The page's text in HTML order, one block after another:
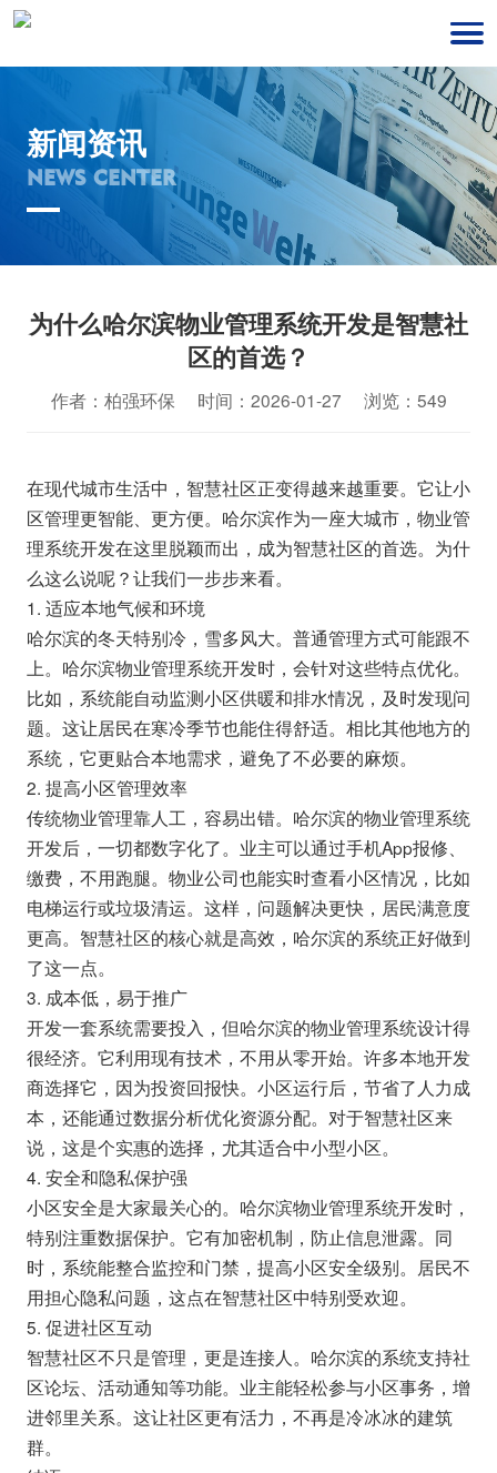
新闻资讯
NEWS CENTER
为什么哈尔滨物业管理系统开发是智慧社
区的首选？
作者：柏强环保 时间：2026-01-27 浏览：549
在现代城市生活中，智慧社区正变得越来越重要。它让小
区管理更智能、更方便。哈尔滨作为一座大城市，物业管
理系统开发在这里脱颖而出，成为智慧社区的首选。为什
么这么说呢？让我们一步步来看。
1. 适应本地气候和环境
哈尔滨的冬天特别冷，雪多风大。普通管理方式可能跟不
上。哈尔滨物业管理系统开发时，会针对这些特点优化。
比如，系统能自动监测小区供暖和排水情况，及时发现问
题。这让居民在寒冷季节也能住得舒适。相比其他地方的
系统，它更贴合本地需求，避免了不必要的麻烦。
2. 提高小区管理效率
传统物业管理靠人工，容易出错。哈尔滨的物业管理系统
开发后，一切都数字化了。业主可以通过手机App报修、
缴费，不用跑腿。物业公司也能实时查看小区情况，比如
电梯运行或垃圾清运。这样，问题解决更快，居民满意度
更高。智慧社区的核心就是高效，哈尔滨的系统正好做到
了这一点。
3. 成本低，易于推广
开发一套系统需要投入，但哈尔滨的物业管理系统设计得
很经济。它利用现有技术，不用从零开始。许多本地开发
商选择它，因为投资回报快。小区运行后，节省了人力成
本，还能通过数据分析优化资源分配。对于智慧社区来
说，这是个实惠的选择，尤其适合中小型小区。
4. 安全和隐私保护强
小区安全是大家最关心的。哈尔滨物业管理系统开发时，
特别注重数据保护。它有加密机制，防止信息泄露。同
时，系统能整合监控和门禁，提高小区安全级别。居民不
用担心隐私问题，这点在智慧社区中特别受欢迎。
5. 促进社区互动
智慧社区不只是管理，更是连接人。哈尔滨的系统支持社
区论坛、活动通知等功能。业主能轻松参与小区事务，增
进邻里关系。这让社区更有活力，不再是冷冰冰的建筑
群。